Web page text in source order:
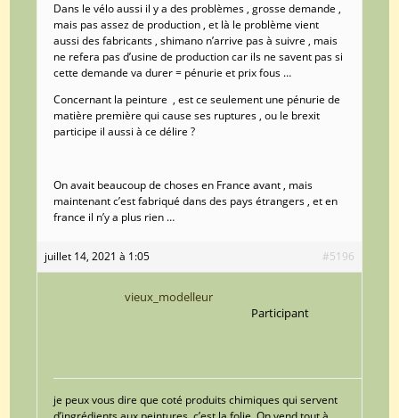
Dans le vélo aussi il y a des problèmes , grosse demande ,
mais pas assez de production , et là le problème vient
aussi des fabricants , shimano n’arrive pas à suivre , mais
ne refera pas d’usine de production car ils ne savent pas si
cette demande va durer = pénurie et prix fous …
Concernant la peinture , est ce seulement une pénurie de
matière première qui cause ses ruptures , ou le brexit
participe il aussi à ce délire ?
On avait beaucoup de choses en France avant , mais
maintenant c’est fabriqué dans des pays étrangers , et en
france il n’y a plus rien …
juillet 14, 2021 à 1:05 #5196
vieux_modelleur
Participant
je peux vous dire que coté produits chimiques qui servent